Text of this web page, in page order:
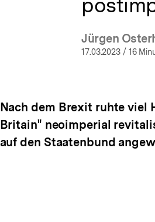
Jürgen
17.03.2023 / 16
Nach dem Brexit ruhte viel
Britain" neoimperial
auf den Staatenbund